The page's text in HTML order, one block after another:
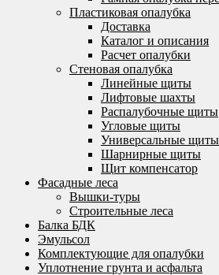
Пластиковая опалубка
Доставка
Каталог и описания
Расчет опалубки
Стеновая опалубка
Линейные щиты
Лифтовые шахты
Распалубочные щиты
Угловые щиты
Универсальные щиты
Шарнирные щиты
Щит компенсатор
Фасадные леса
Вышки-туры
Строительные леса
Балка БДК
Эмульсол
Комплектующие для опалубки
Уплотнение грунта и асфальта